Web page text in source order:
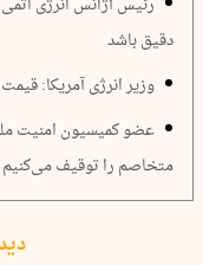
رئیس آژانس انرژی
دقیق باشد
وزیر انرژی آمریکا:
عضو کمیسیون امنیت
متخاصم را توقیف